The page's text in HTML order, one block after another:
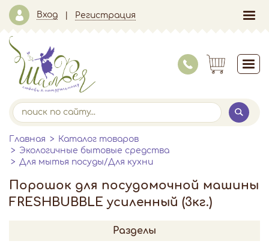
Вход Регистрация
Главная
Каталог товаров
Экологичные бытовые средства
Для мытья посуды/Для кухни
Порошок для посудомочной машины
FRESHBUBBLE усиленный (3кг.)
Разделы